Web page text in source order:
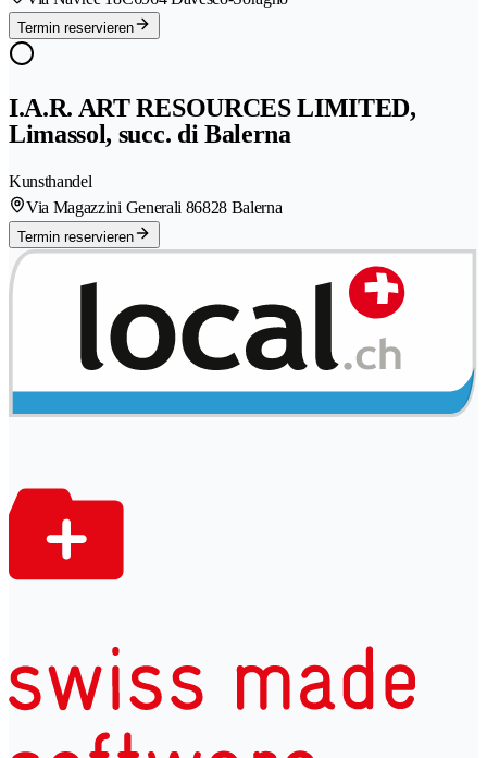
Termin reservieren
I.A.R. ART RESOURCES LIMITED,
Limassol, succ. di Balerna
Kunsthandel
Via Magazzini Generali 86828 Balerna
Termin reservieren